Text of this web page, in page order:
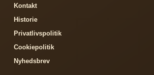
Kontakt
Historie
Privatlivspolitik
Cookiepolitik
Nyhedsbrev